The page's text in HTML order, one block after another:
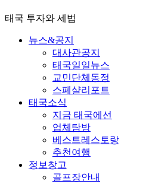
태국 투자와 세법
뉴스&공지
대사관공지
태국일일뉴스
교민단체동정
스페샬리포트
태국소식
지금 태국에선
업체탐방
베스트레스토랑
추천여행
정보창고
골프장안내